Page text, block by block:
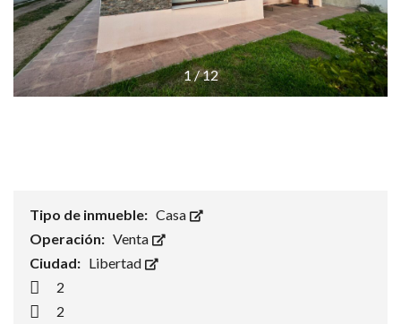
1/12
Tipo de inmueble: Casa
Operación: Venta
Ciudad: Libertad
2
2